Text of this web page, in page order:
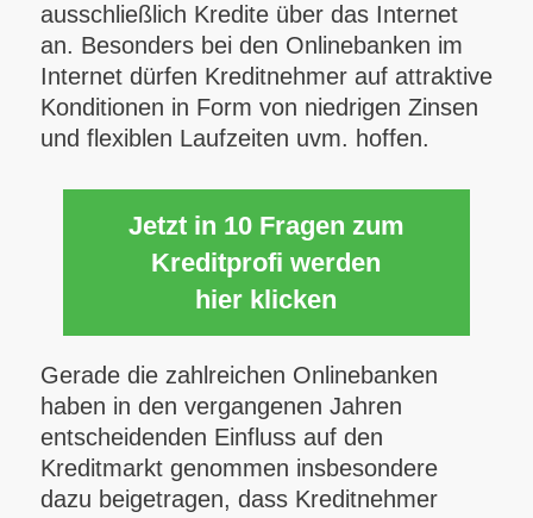
ausschließlich Kredite über das Internet
an. Besonders bei den Onlinebanken im
Internet dürfen Kreditnehmer auf attraktive
Konditionen in Form von niedrigen Zinsen
und flexiblen Laufzeiten uvm. hoffen.
Jetzt in 10 Fragen zum
Kreditprofi werden
hier klicken
Gerade die zahlreichen Onlinebanken
haben in den vergangenen Jahren
entscheidenden Einfluss auf den
Kreditmarkt genommen insbesondere
dazu beigetragen, dass Kreditnehmer